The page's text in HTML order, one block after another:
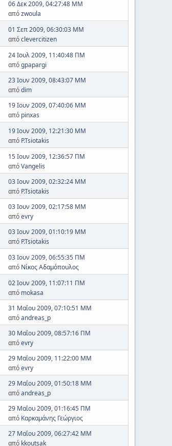
06 Δεκ 2009, 04:27:48 ΜΜ
απόzwoula
01 Σεπ 2009, 06:30:03 ΜΜ
απόclevercitizen
24 Ιουλ 2009, 11:40:48 ΠΜ
απόgpapargi
23 Ιουν 2009, 08:43:07 ΜΜ
απόdim
19 Ιουν 2009, 07:40:06 ΜΜ
από pinxas
19 Ιουν 2009, 12:21:30 ΜΜ
από P.Tsiotakis
15 Ιουν 2009, 12:36:57 ΠΜ
απόVangelis
03 Ιουν 2009, 02:32:24 ΜΜ
από P.Tsiotakis
03 Ιουν 2009, 02:17:58 ΜΜ
απόevry
03 Ιουν 2009, 01:10:19 ΜΜ
από P.Tsiotakis
03 Ιουν 2009, 06:55:35 ΠΜ
από Νίκος Αδαμόπουλος
02 Ιουν 2009, 11:07:11 ΠΜ
από mokasa
31 Μαΐου 2009, 07:10:51 ΜΜ
απόandreas_p
30 Μαΐου 2009, 08:57:16 ΠΜ
απόevry
29 Μαΐου 2009, 11:22:00 ΜΜ
απόevry
29 Μαΐου 2009, 01:50:18 ΜΜ
απόandreas_p
29 Μαΐου 2009, 01:16:45 ΠΜ
από Καρκαμάνης Γεώργιος
27 Μαΐου 2009, 06:27:42 ΜΜ
από kkoutsak